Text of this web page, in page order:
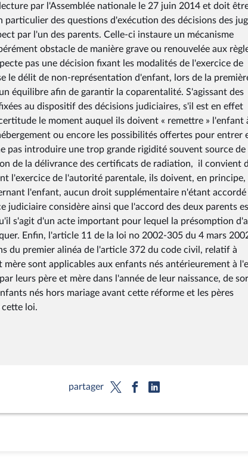
par l'Assemblée nationale le 27 juin 2014 et doit
des questions d'exécution des décisions des
par l'un des parents. Celle-ci instaure un mécanisme
obstacle de manière grave ou renouvelée aux
pas une décision fixant les modalités de l'exercice de
le délit de non-représentation d'enfant, lors de la
équilibre afin de garantir la coparentalité. S'agissant des
au dispositif des décisions judiciaires, s'il est en effet
le moment auquel ils doivent « remettre » l'enfant
ou encore les possibilités offertes pour entrer
introduire une trop grande rigidité souvent source de
de la délivrance des certificats de radiation, il convient
l'exercice de l'autorité parentale, ils doivent, en principe,
l'enfant, aucun droit supplémentaire n'étant accordé
judiciaire considère ainsi que l'accord des deux parents
s'agit d'un acte important pour lequel la présomption
Enfin, l'article 11 de la loi no 2002-305 du 4 mars
du premier alinéa de l'article 372 du code civil, relatif à
sont applicables aux enfants nés antérieurement à
leurs père et mère dans l'année de leur naissance, de
nés hors mariage avant cette réforme et les pères
cette loi.
partager